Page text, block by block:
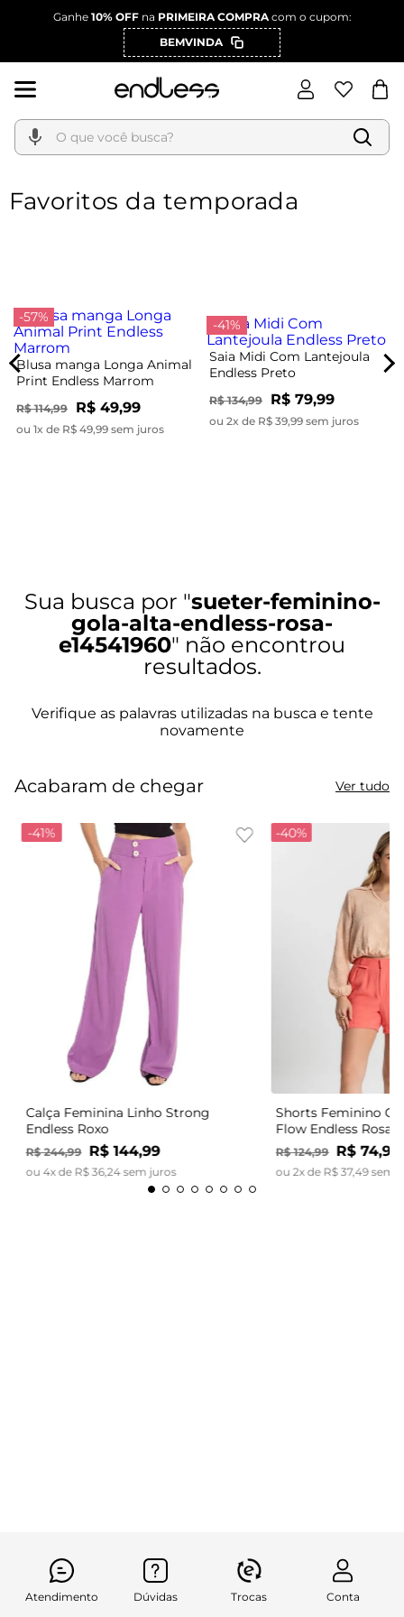
Ganhe 10% OFFna PRIMEIRA COMPRAcom o cupom:
BEMVINDA
O que você busca?
Favoritos da temporada
-57%
Blusa manga Longa Animal
Print Endless Marrom
R$ 114,99 R$ 49,99
ou 1x de R$ 49,99 sem juros
-41%
Saia Midi Com Lantejoula
Endless Preto
R$ 134,99 R$ 79,99
ou 2x de R$ 39,99 sem juros
sueter-feminino-
gola-alta-endless-rosa-
e14541960
Acabaram de chegar Ver tudo
-41%
Calça Feminina Linho Strong
Endless Roxo
R$ 244,99 R$ 144,99
ou 4x de R$ 36, 24sem juros
-40%
Shorts Feminino
Flow Endless Rosa
R$ 124,99 R$ 74,99
ou 2x de R$ 37,49sem
Atendimento Dúvidas Trocas Conta